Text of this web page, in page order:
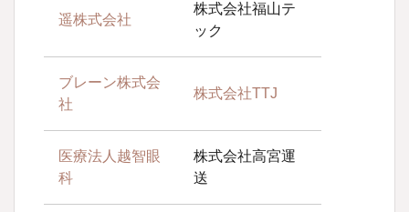
遥株式会社
株式会社福山テ
ック
ブレーン株式会
社
株式会社TTJ
医療法人越智眼
科
株式会社高宮運
送